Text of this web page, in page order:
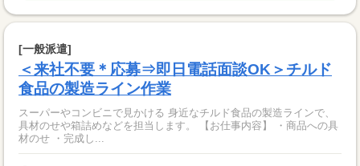
[一般派遣]
＜来社不要＊応募⇒即日電話面談OK＞チルド
食品の製造ライン作業
スーパーやコンビニで見かける 身近なチルド食品の製造ラインで、
具材のせや箱詰めなどを担当します。 【お仕事内容】 ・商品への具
材のせ ・完成し...